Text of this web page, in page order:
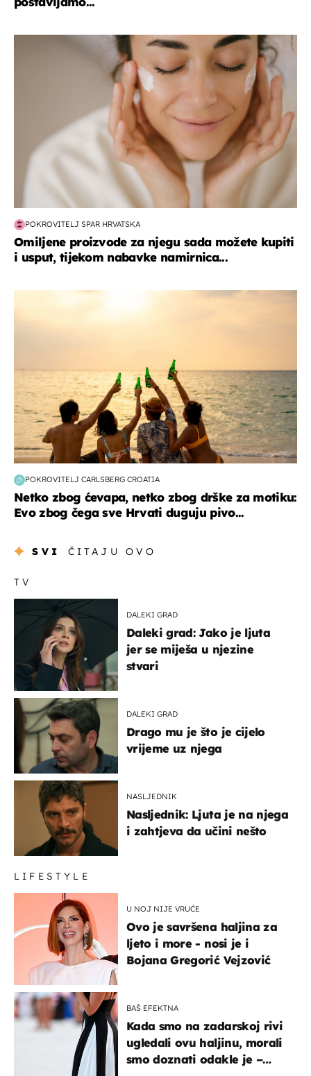
moda & ljepota
POKROVITELJ SPAR HRVATSKA
Omiljene proizvode za njegu sada možete kupiti
i usput, tijekom nabavke namirnica...
POKROVITELJ CARLSBERG CROATIA
Netko zbog ćevapa, netko zbog drške za motiku:
Evo zbog čega sve Hrvati duguju pivo...
SVI ČITAJU OVO
TV
DALEKI GRAD
Daleki grad: Jako je ljuta
jer se miješa u njezine
stvari
DALEKI GRAD
Drago mu je što je cijelo
vrijeme uz njega
NASLJEDNIK
Nasljednik: Ljuta je na njega
i zahtjeva da učini nešto
LIFESTYLE
U NOJ NIJE VRUĆE
Ovo je savršena haljina za
ljeto i more - nosi je i
Bojana Gregorić Vejzović
BAŠ EFEKTNA
Kada smo na zadarskoj rivi
ugledali ovu haljinu, morali
smo doznati odakle je –